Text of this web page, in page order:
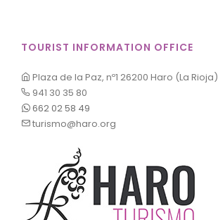
TOURIST INFORMATION OFFICE
Plaza de la Paz, nº1 26200 Haro (La Rioja)
941 30 35 80
662 02 58 49
turismo@haro.org